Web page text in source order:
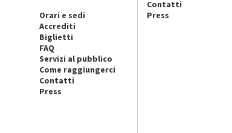
Orari e sedi
Accrediti
Biglietti
FAQ
Servizi al pubblico
Come raggiungerci
Contatti
Press
Contatti
Press